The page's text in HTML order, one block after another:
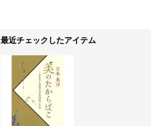
最近チェックしたアイテム